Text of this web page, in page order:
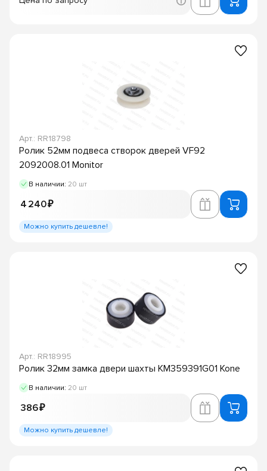
Арт.: RR18798
Ролик 52мм подвеса створок дверей VF92
2092008.01 Monitor
В наличии: 20 шт
4 240 ₽
Можно купить дешевле!
Арт.: RR18995
Ролик 32мм замка двери шахты KM359391G01 Kone
В наличии: 20 шт
386 ₽
Можно купить дешевле!